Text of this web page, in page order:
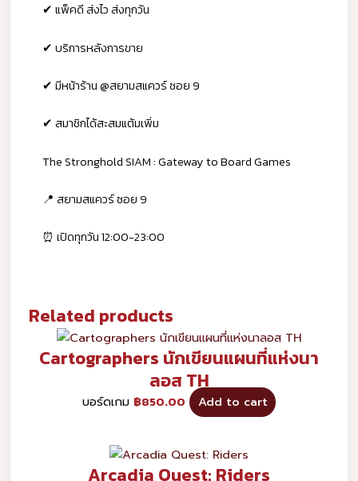
✔ แพ็คดี ส่งไว ส่งทุกวัน
✔ บริการหลังการขาย
✔ มีหน้าร้าน @สยามสแควร์ ซอย 9
✔ สมาชิกได้สะสมแต้มเพิ่ม
The Stronghold SIAM : Gateway to Board Games
📍 สยามสแควร์ ซอย 9
⏰ เปิดทุกวัน 12:00-23:00
Related products
Cartographers นักเขียนแผนที่แห่งนา
ลอส TH
บอร์ดเกม ฿850.00 Add to cart
Arcadia Quest: Riders